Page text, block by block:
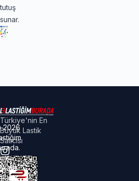
tutuş
sunar.
Türkiye'nin En
Büyük Lastik
Satıcısı
2026